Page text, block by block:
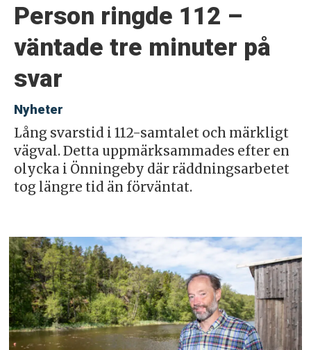
Person ringde 112 –
väntade tre minuter på
svar
Nyheter
Lång svarstid i 112-samtalet och märkligt
vägval. Detta uppmärksammades efter en
olycka i Önningeby där räddningsarbetet
tog längre tid än förväntat.